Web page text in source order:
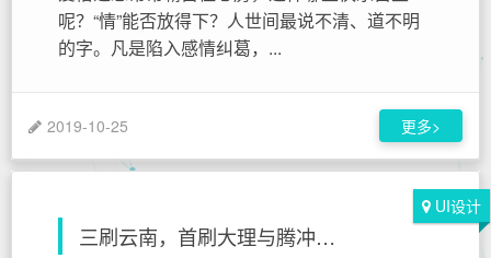
呢？“情”能否放得下？人世间最说不清、道不明
的字。凡是陷入感情纠葛，...
2019-10-25 更多>
三刷云南，首刷大理与腾冲，生活的模样，不过如此
UI设计